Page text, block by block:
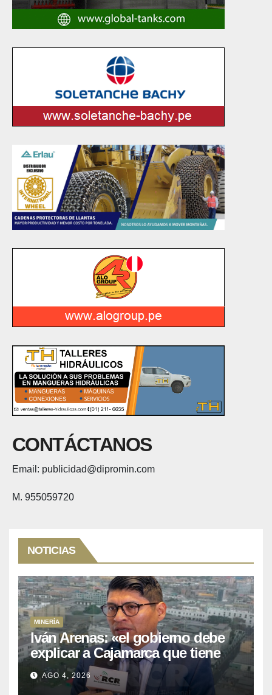
CONTÁCTANOS
Email: publicidad@dipromin.com
M. 955059720
NOTICIAS
MINERÍA
Iván Arenas: «el gobierno debe
explicar a Cajamarca que tiene
US$ 16 mil millones en proyectos
mineros para salir de la pobreza
AGO 4, 2026